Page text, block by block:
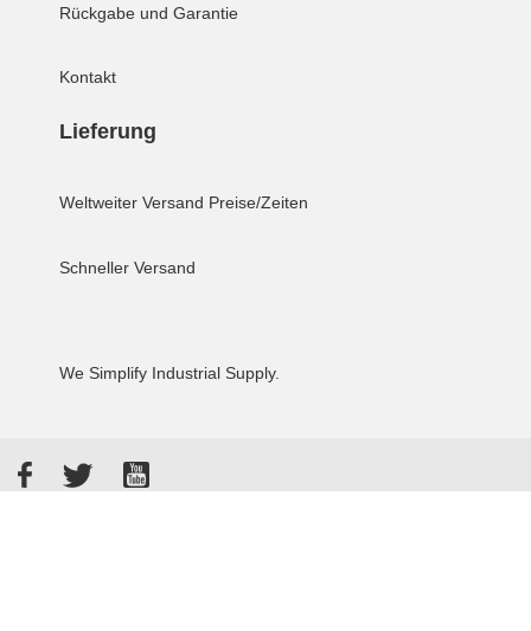
Rückgabe und Garantie
Kontakt
Lieferung
Weltweiter Versand Preise/Zeiten
Schneller Versand
We Simplify Industrial Supply.
FacebookTwitterYouTube